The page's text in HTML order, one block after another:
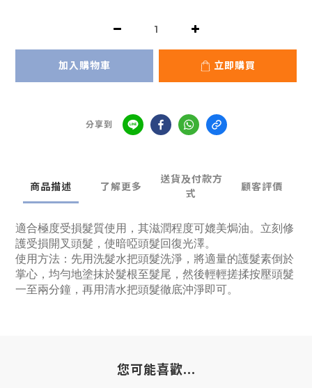
加入購物車 立即購買
分享到
商品描述 了解更多
送貨及付款方
式
顧客評價
適合極度受損髮質使用，其滋潤程度可媲美焗油。立刻修
護受損開叉頭髮，使暗啞頭髮回復光澤。
使用方法：先用洗髮水把頭髮洗淨，將適量的護髮素倒於
掌心，均勻地塗抹於髮根至髮尾，然後輕輕搓揉按壓頭髮
一至兩分鐘，再用清水把頭髮徹底沖淨即可。
您可能喜歡...